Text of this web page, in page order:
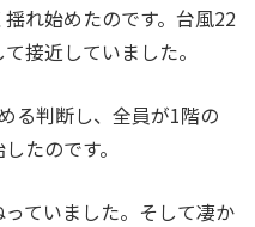
れ始めたのです。台風22
接近していました。
る判断し、全員が1階の
たのです。
ていました。そして凄か